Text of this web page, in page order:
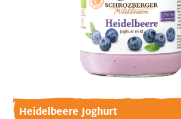
Heidelbeere Joghurt